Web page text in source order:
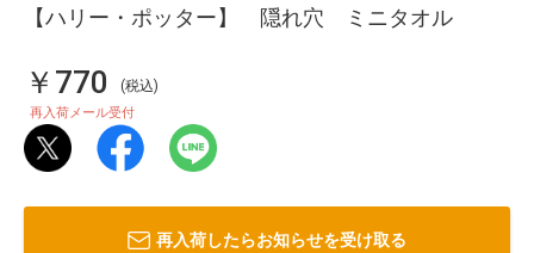
【ハリー・ポッター】 隠れ穴 ミニタオル
￥770 (税込)
再入荷メール受付
再入荷したらお知らせを受け取る